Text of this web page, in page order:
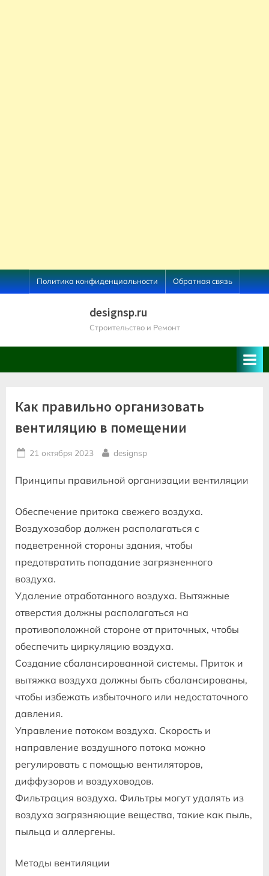
Skip
to
Политика конфиденциальности Обратная связь
designsp.ru
Строительство и Ремонт
Как правильно организовать
вентиляцию в помещении
Posted
21 октября 2023 By
designsp
Принципы правильной организации вентиляции
Обеспечение притока свежего воздуха.
Воздухозабор должен располагаться с
подветренной стороны здания, чтобы
предотвратить попадание загрязненного
воздуха.
Удаление отработанного воздуха. Вытяжные
отверстия должны располагаться на
противоположной стороне от приточных, чтобы
обеспечить циркуляцию воздуха.
Создание сбалансированной системы. Приток и
вытяжка воздуха должны быть сбалансированы,
чтобы избежать избыточного или недостаточного
давления.
Управление потоком воздуха. Скорость и
направление воздушного потока можно
регулировать с помощью вентиляторов,
диффузоров и воздуховодов.
Фильтрация воздуха. Фильтры могут удалять из
воздуха загрязняющие вещества, такие как пыль,
пыльца и аллергены.
Методы вентиляции